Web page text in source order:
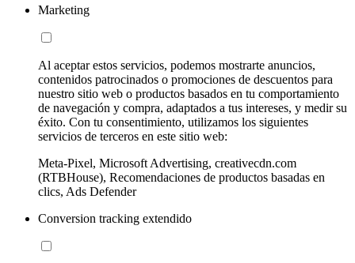
Marketing
Al aceptar estos servicios, podemos mostrarte anuncios,
contenidos patrocinados o promociones de descuentos para
nuestro sitio web o productos basados en tu comportamiento
de navegación y compra, adaptados a tus intereses, y medir su
éxito. Con tu consentimiento, utilizamos los siguientes
servicios de terceros en este sitio web:
Meta-Pixel, Microsoft Advertising, creativecdn.com
(RTBHouse), Recomendaciones de productos basadas en
clics, Ads Defender
Conversion tracking extendido